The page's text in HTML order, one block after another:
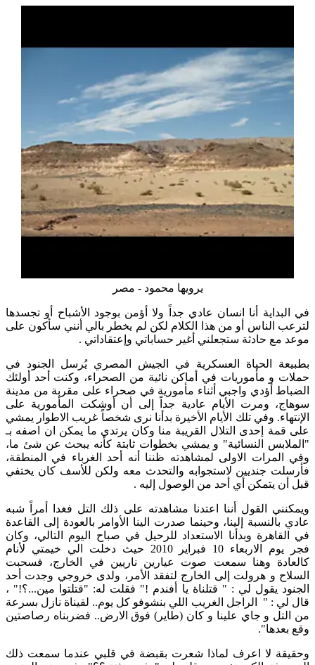
يرويها محمود - مصر
في البداية أنا انسان عادي جداً ولا أؤمن بوجود الأشباح أو تجسدها
لترعب الناس أو من هذا الكلام لكن لم يخطر بالي أنني سأكون على
موعد مع حادثة ستجعلني أغير حساباتي وإعتقاداتي .
بطبيعة الحياة العسكرية في الجيش المصري يُرسل الجنود في
حملات و مأموريات في أماكن نائية من الصحراء، وكنت أحد أولئك
الضباط أؤدي واجبي أثناء مأمورية في صحراء على مقربة من مدينة
سوهاج، ومرت الأيام عادية جداً إلى أن أوشكت المأمورية على
الإنتهاء. وفي تلك الأيام الأخيرة بدأنا نرى شخصاً غريب الاطوار يمشي
على قمة إحدى التلال القريبة منا وكان يرتدي ما يمكن ان اصفه بـ
"الملابس النسائية" و يمشي بخطوات ثابتة كأنه يبحث عن شئ ما،
وفي المرات الاولى لمشاهدته ظننا أنه أحد الغرباء في المنطقة،
فأرسلت جنديين لاستجوابه والتحدث معه ولكن للأسف كان يختفي
قبل أن يتمكن أي أحد من الوصول إليه .
ويمكنني القول أننا اعتدنا مشاهدته على ذلك التل فغدا أمراً شبه
عادي بالنسبة إلينا، وحينما صدرت الينا الأوامر بالعودة إلى القاعدة
في القاهرة وبدأنا الاستعداد للرحيل في صباح اليوم التالي، وكان
فجر يوم الاربعاء 10 فبراير 2010 حيث دخلت الي خيمتي لأنام
كالعادة وهنا سمعت صوت عيارين ناريين في الخارج، فسحبت
السلاح و هرولت إلى الخارج لتفقد الأمر، ولدى خروجي وجدت أحد
الجنود يقول لي : " قتلناة يا أفندم !" فقلت له: "قتلتوا مين...؟!" ،
قال لي : " الراجل الغريب اللي بنشوفو كل يوم.. لقيناة نازل بسرعة
من التل و جاي علينا و كان (طاير) فوق الارض.. فضربناه رصاصتين
وقع بعدها".
وحقيقة لا اعرف لماذا شعرت بقبضة في قلبي عندما سمعت ذلك